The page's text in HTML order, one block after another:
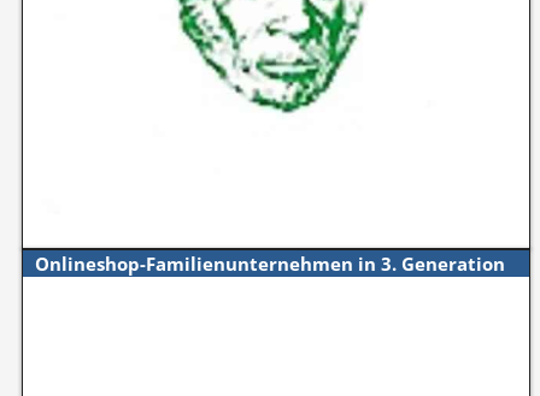
Onlineshop-Familienunternehmen in 3. Generation